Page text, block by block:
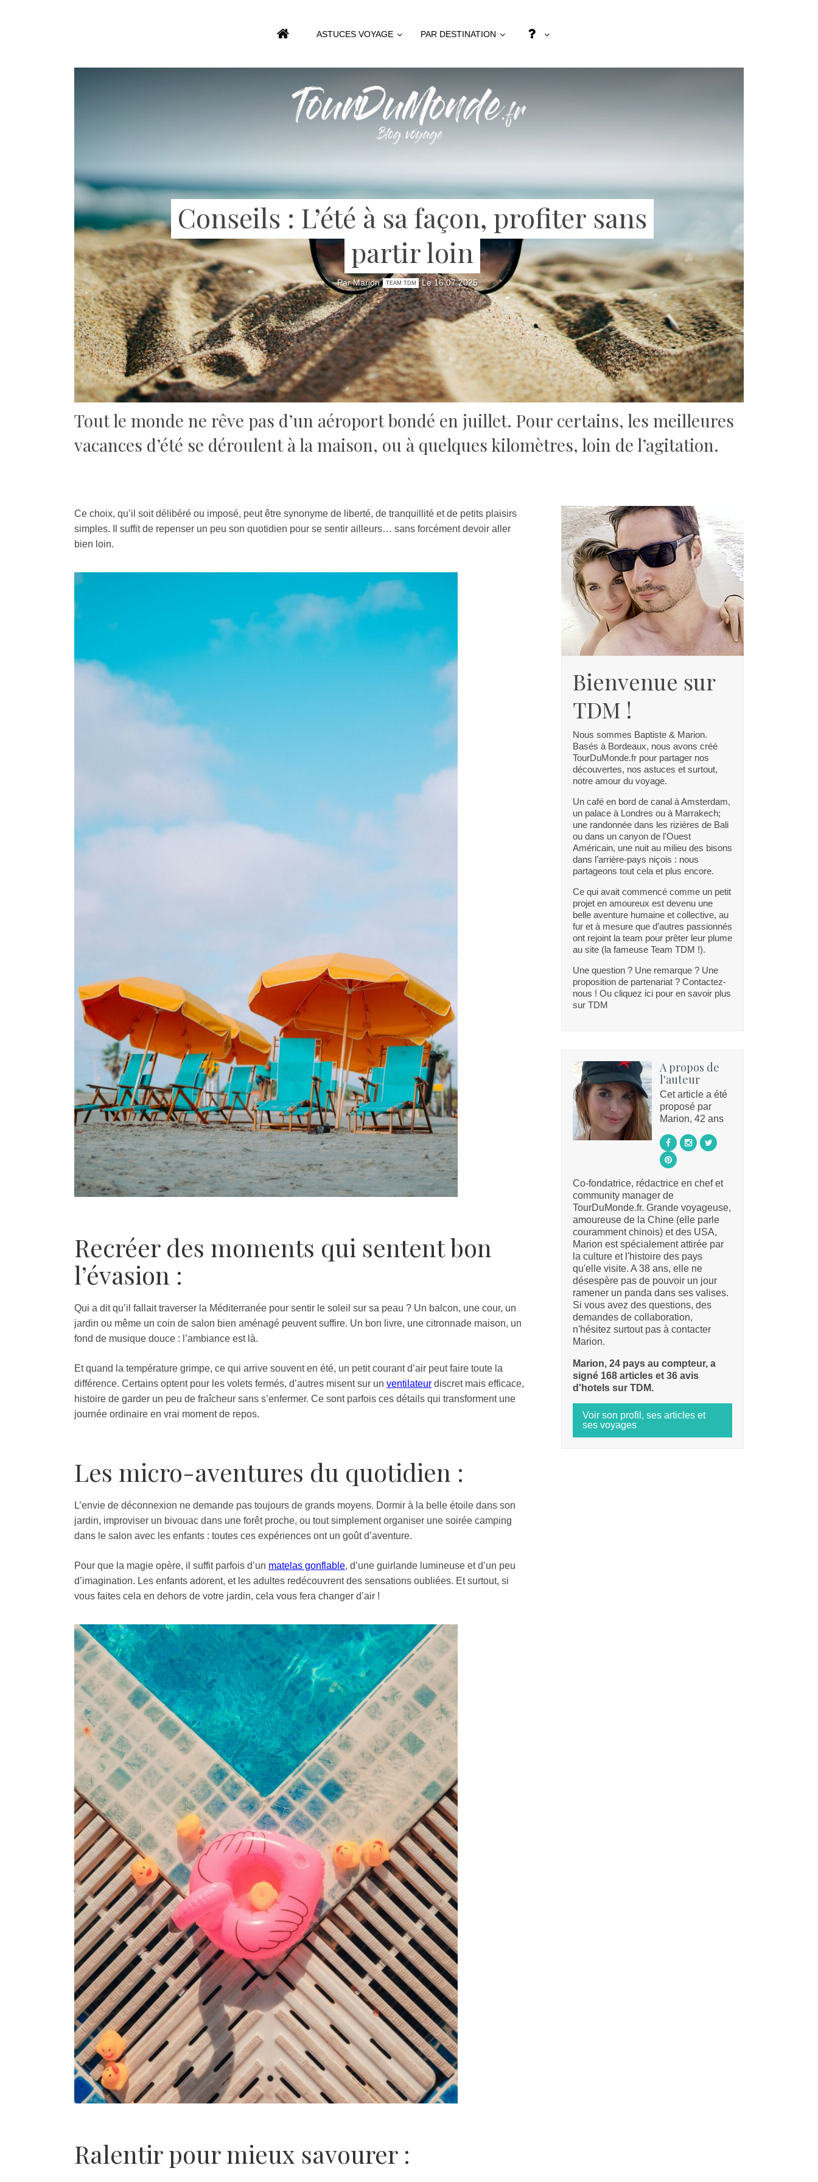
ASTUCES VOYAGE PAR DESTINATION
Conseils : L’été à sa façon, profiter sans
partir loin
Par Marion TEAM TDM Le 16 07 2025
Tout le monde ne rêve pas d’un aéroport bondé en juillet. Pour certains, les meilleures
vacances d’été se déroulent à la maison, ou à quelques kilomètres, loin de l’agitation.
Ce choix, qu’il soit délibéré ou imposé, peut être synonyme de liberté, de tranquillité et de petits plaisirs
simples. Il suffit de repenser un peu son quotidien pour se sentir ailleurs… sans forcément devoir aller
bien loin.
Recréer des moments qui sentent bon
l’évasion :
Qui a dit qu’il fallait traverser la Méditerranée pour sentir le soleil sur sa peau ? Un balcon, une cour, un
jardin ou même un coin de salon bien aménagé peuvent suffire. Un bon livre, une citronnade maison, un
fond de musique douce : l’ambiance est là.
Et quand la température grimpe, ce qui arrive souvent en été, un petit courant d’air peut faire toute la
différence. Certains optent pour les volets fermés, d’autres misent sur un ventilateur discret mais efficace,
histoire de garder un peu de fraîcheur sans s’enfermer. Ce sont parfois ces détails qui transforment une
journée ordinaire en vrai moment de repos.
Les micro-aventures du quotidien :
L’envie de déconnexion ne demande pas toujours de grands moyens. Dormir à la belle étoile dans son
jardin, improviser un bivouac dans une forêt proche, ou tout simplement organiser une soirée camping
dans le salon avec les enfants : toutes ces expériences ont un goût d’aventure.
Pour que la magie opère, il suffit parfois d’un matelas gonflable, d’une guirlande lumineuse et d’un peu
d’imagination. Les enfants adorent, et les adultes redécouvrent des sensations oubliées. Et surtout, si
vous faites cela en dehors de votre jardin, cela vous fera changer d’air !
Ralentir pour mieux savourer :
Bienvenue sur
TDM !
Nous sommes Baptiste & Marion.
Basés à Bordeaux, nous avons créé
TourDuMonde.fr pour partager nos
découvertes, nos astuces et surtout,
notre amour du voyage.
Un café en bord de canal à Amsterdam,
un palace à Londres ou à Marrakech;
une randonnée dans les rizières de Bali
ou dans un canyon de l'Ouest
Américain, une nuit au milieu des bisons
dans l’arrière-pays niçois : nous
partageons tout cela et plus encore.
Ce qui avait commencé comme un petit
projet en amoureux est devenu une
belle aventure humaine et collective, au
fur et à mesure que d’autres passionnés
ont rejoint la team pour prêter leur plume
au site (la fameuse Team TDM !).
Une question ? Une remarque ? Une
proposition de partenariat ? Contactez-
nous ! Ou cliquez ici pour en savoir plus
sur TDM
A propos de
l'auteur
Cet article a été
proposé par
Marion, 42 ans
Co-fondatrice, rédactrice en chef et
community manager de
TourDuMonde.fr. Grande voyageuse,
amoureuse de la Chine (elle parle
couramment chinois) et des USA,
Marion est spécialement attirée par
la culture et l'histoire des pays
qu'elle visite. A 38 ans, elle ne
désespère pas de pouvoir un jour
ramener un panda dans ses valises.
Si vous avez des questions, des
demandes de collaboration,
n'hésitez surtout pas à contacter
Marion.
Marion, 24 pays au compteur, a
signé 168 articles et 36 avis
d'hotels sur TDM.
Voir son profil, ses articles et
ses voyages